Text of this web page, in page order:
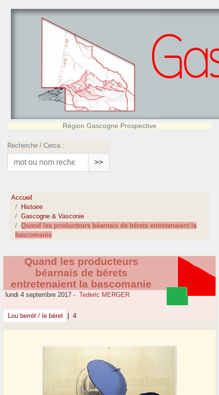
Région Gascogne Prospective
Recherche / Cerca :
>>
Accueil
Histoire
Gascogne & Vasconie
Quand les producteurs béarnais de bérets entretenaient la
bascomanie
Quand les producteurs
béarnais de bérets
entretenaient la bascomanie
lundi 4 septembre 2017 - Tederic MERGER
Lou berrét / le béret 4